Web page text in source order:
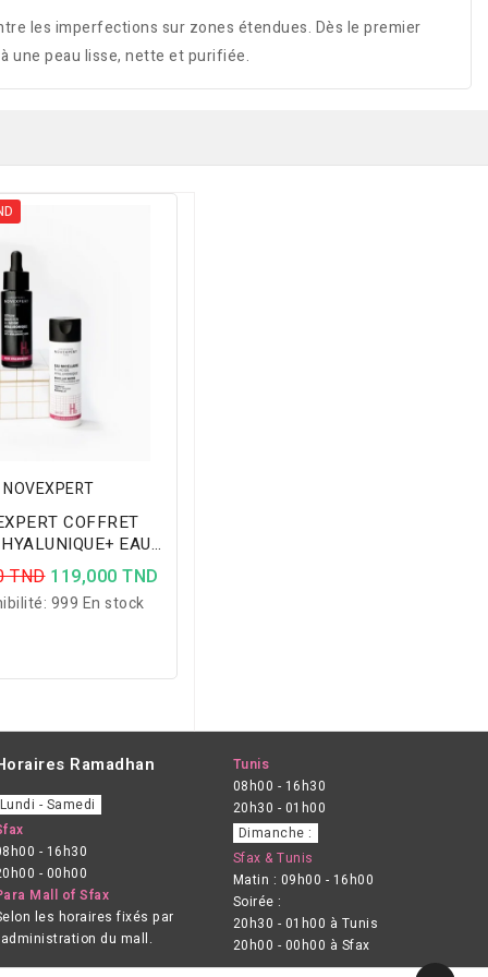
les imperfections sur zones étendues. Dès le premier
une peau lisse, nette et purifiée.
NOVEXPERT
COFFRET
EAU
TND 119,000 TND
999 En stock
Ramadhan
Lundi - Samedi
- 16h30
- 00h00
Mall of Sfax
les horaires fixés par
du mall.
Tunis
08h00 - 16h30
20h30 - 01h00
Dimanche :
Sfax & Tunis
Matin : 09h00 - 16h00
Soirée :
20h30 - 01h00 à Tunis
20h00 - 00h00 à Sfax